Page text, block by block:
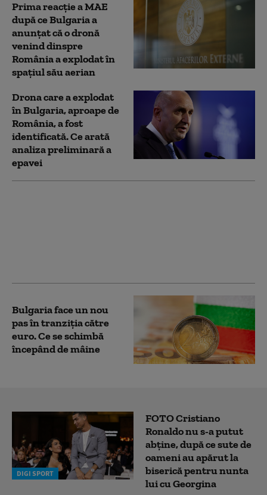
Prima reacție a MAE
după ce Bulgaria a
anunţat că o dronă
venind dinspre
România a explodat în
spaţiul său aerian
Drona care a explodat
în Bulgaria, aproape de
România, a fost
identificată. Ce arată
analiza preliminară a
epavei
Bulgaria face un nou
pas în tranziţia către
euro. Ce se schimbă
începând de mâine
DIGI SPORT
FOTO Cristiano
Ronaldo nu s-a putut
abține, după ce sute de
oameni au apărut la
biserică pentru nunta
lui cu Georgina